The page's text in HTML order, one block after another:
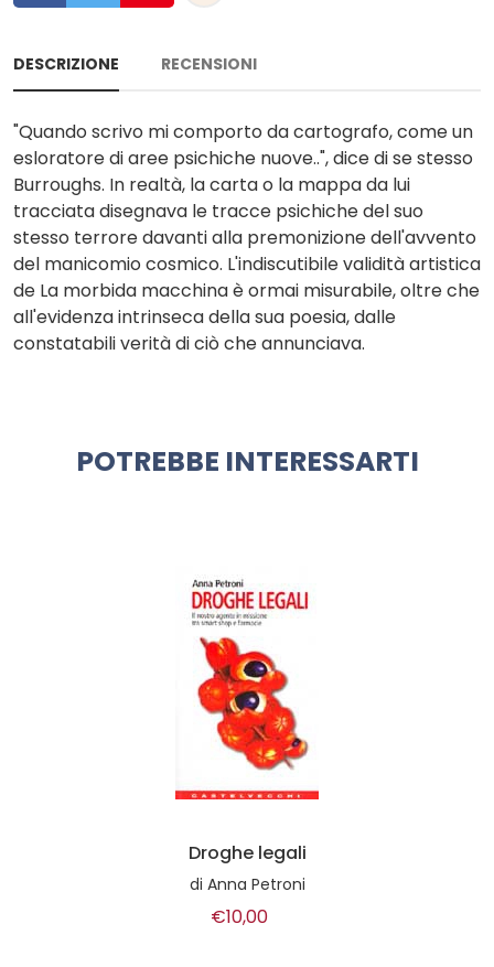
DESCRIZIONE RECENSIONI
"Quando scrivo mi comporto da cartografo, come un
esloratore di aree psichiche nuove..", dice di se stesso
Burroughs. In realtà, la carta o la mappa da lui
tracciata disegnava le tracce psichiche del suo
stesso terrore davanti alla premonizione dell'avvento
del manicomio cosmico. L'indiscutibile validità artistica
de La morbida macchina è ormai misurabile, oltre che
all'evidenza intrinseca della sua poesia, dalle
constatabili verità di ciò che annunciava.
POTREBBE INTERESSARTI
Droghe legali
di Anna Petroni
€10,00